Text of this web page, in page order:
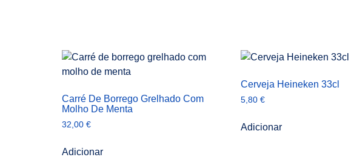
Carré De Borrego Grelhado Com
Molho De Menta
32,00 €
Adicionar
Cerveja Heineken 33cl
5,80 €
Adicionar